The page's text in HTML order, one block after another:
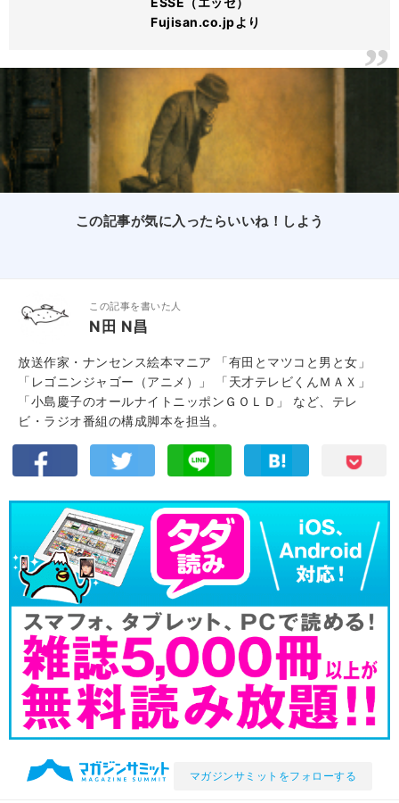
Fujisan.co.jpより
この記事が気に入ったらいいね！しよう
この記事を書いた人
N田 N昌
放送作家・ナンセンス絵本マニア 「有田とマツコと男と女」
「レゴニンジャゴー（アニメ）」 「天才テレビくんＭＡＸ」
「小島慶子のオールナイトニッポンＧＯＬＤ」 など、テレ
ビ・ラジオ番組の構成脚本を担当。
マガジンサミットをフォローする